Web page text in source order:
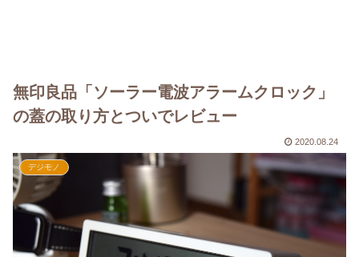
無印良品「ソーラー電波アラームクロック」
の蓋の取り方とついでレビュー
2020.08.24
デジモノ